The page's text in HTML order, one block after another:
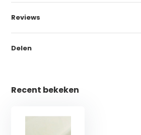
Reviews
Delen
Recent bekeken